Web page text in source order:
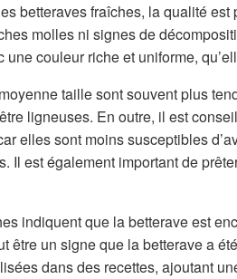
betteraves fraîches, la qualité
molles ni signes de
couleur riche et uniforme,
taille sont souvent plus
ligneuses. En outre, il est
elles sont moins susceptibles
Il est également important de
indiquent que la betterave est
être un signe que la betterave a
dans des recettes, ajoutant